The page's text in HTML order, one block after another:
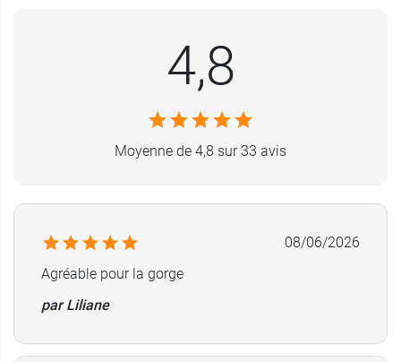
4,8
Moyenne de 4,8 sur 33 avis
08/06/2026
Agréable pour la gorge
par Liliane